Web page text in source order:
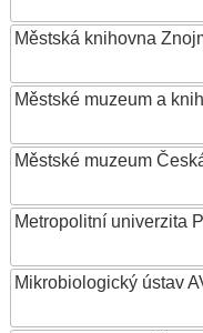
Městská knihovna
Městské muzeum a
Městské muzeum
Metropolitní univerzita
Mikrobiologický ústav